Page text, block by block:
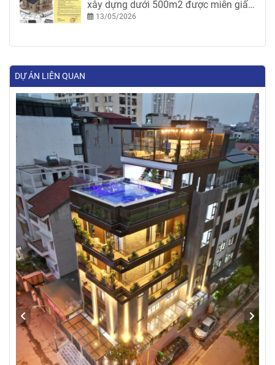
xây dựng dưới 500m2 được miễn giấy
phép xây dựng
13/05/2026
DỰ ÁN LIÊN QUAN